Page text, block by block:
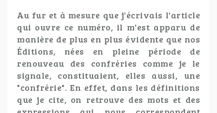
Au fur et à mesure que j'écrivais l'article
qui ouvre ce numéro, il m'est apparu de
manière de plus en plus évidente que nos
Éditions, nées en pleine période de
renouveau des confréries comme je le
signale, constituaient, elles aussi, une
"confrérie". En effet, dans les définitions
que je cite, on retrouve des mots et des